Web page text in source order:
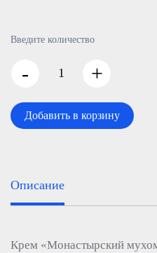
Введите количество
- +
Добавить в корзину
Описание
Крем «Монастырский